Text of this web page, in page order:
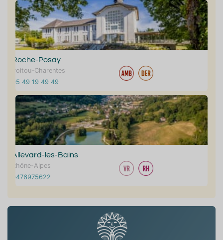
Roche-Posay
Poitou-Charentes
05 49 19 49 49
Allevard-les-Bains
Rhône-Alpes
0476975622